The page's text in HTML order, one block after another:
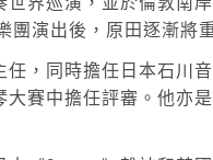
團演出後，原田逐漸將
，同時擔任日本石川
賽中擔任評審。他亦